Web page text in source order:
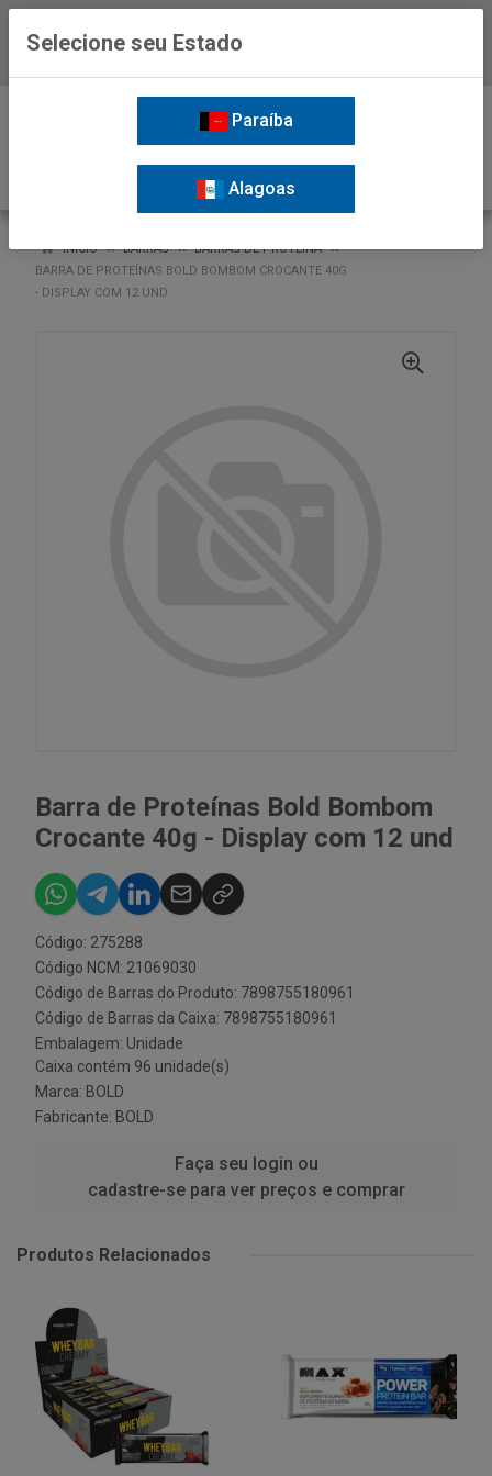
INÍCIO BARRAS
BARRAS DE PROTEINA
BARRA DE PROTEÍNAS BOLD BOMBOM CROCANTE 40G
- DISPLAY COM 12 UND
Barra de Proteínas Bold Bombom
Crocante 40g - Display com 12 und
Código: 275288
Código NCM: 21069030
Código de Barras do Produto: 7898755180961
Código de Barras da Caixa: 7898755180961
Embalagem: Unidade
Caixa contém 96 unidade(s)
Marca: BOLD
Fabricante: BOLD
Faça seu login ou
cadastre-se para ver preços e comprar
Produtos Relacionados
Selecione seu Estado
Paraíba
Alagoas